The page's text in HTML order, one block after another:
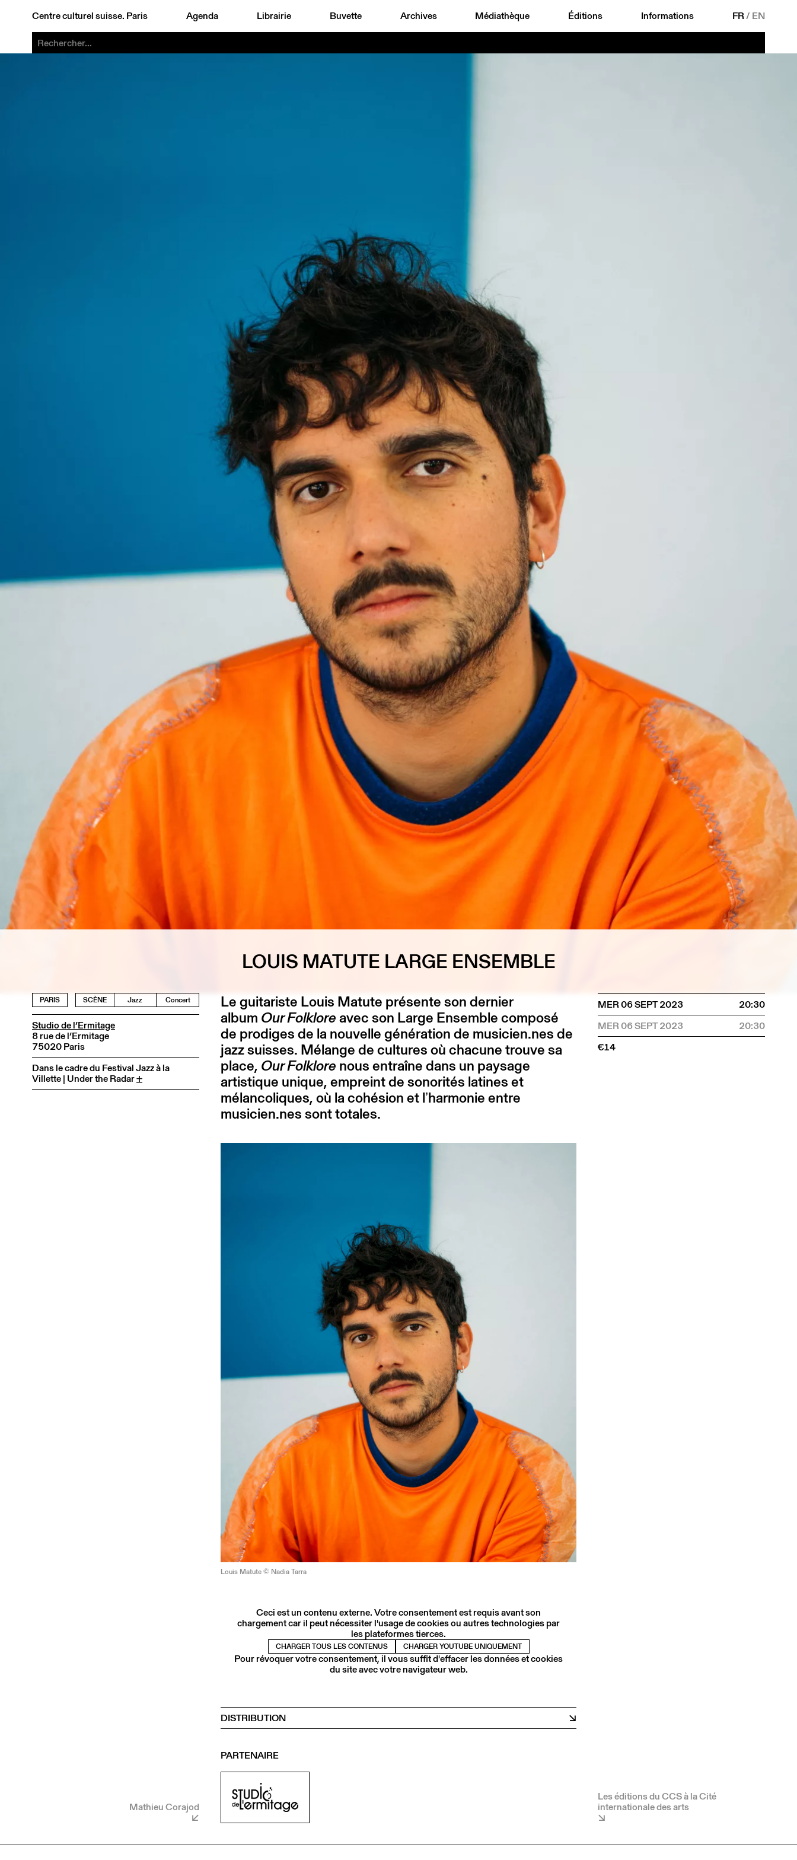
Centre culturel suisse. Paris Agenda Librairie Buvette Archives Médiathèque Éditions Informations FR/ EN
LOUIS MATUTE LARGE ENSEMBLE
PARIS SCÈNE Jazz Concert
Studio de l’Ermitage
8 rue de l’Ermitage
75020 Paris
Dans le cadre du Festival Jazz à la
Villette | Under the Radar+
Mathieu Corajod
Le guitariste Louis Matute présente son dernier
album Our Folkloreavec son Large Ensemble composé
de prodiges de la nouvelle génération de musicien.nes de
jazz suisses. Mélange de cultures où chacune trouve sa
place, Our Folklore nous entraîne dans un paysage
artistique unique, empreint de sonorités latines et
mélancoliques, où la cohésion et lʼharmonie entre
musicien.nes sont totales.
Louis Matute © Nadia Tarra
Ceci est un contenu externe. Votre consentement est requis avant son
chargement car il peut nécessiter l'usage de cookies ou autres technologies par
les plateformes tierces.
CHARGER TOUS LES CONTENUS CHARGER YOUTUBE UNIQUEMENT
Pour révoquer votre consentement, il vous suffit d'effacer les données et cookies
du site avec votre navigateur web.
DISTRIBUTION
PARTENAIRE
MER 06 SEPT 2023
20:30
MER 06 SEPT 2023
20:30
€14
Les éditions du CCS à la Cité
internationale des arts